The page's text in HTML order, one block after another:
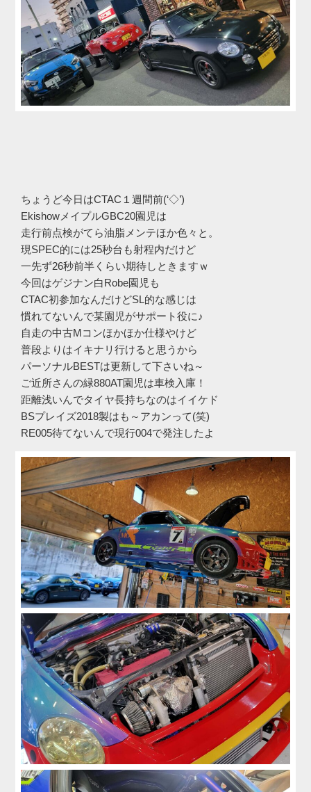
ちょうど今日はCTAC１週間前(‘◇’)ゞ
EkishowメイプルGBC20園児は
走行前点検がてら油脂メンテほか色々と。
現SPEC的には25秒台も射程内だけど
一先ず26秒前半くらい期待しときますｗ
今回はゲジナン白Robe園児も
CTAC初参加なんだけどSL的な感じは
慣れてないんで某園児がサポート役に♪
自走の中古Mコンほかほか仕様やけど
普段よりはイキナリ行けると思うから
パーソナルBESTは更新して下さいね～
ご近所さんの緑880AT園児は車検入庫！
距離浅いんでタイヤ長持ちなのはイイケド
BSプレイズ2018製はも～アカンって(笑)
RE005待てないんで現行004で発注したよ